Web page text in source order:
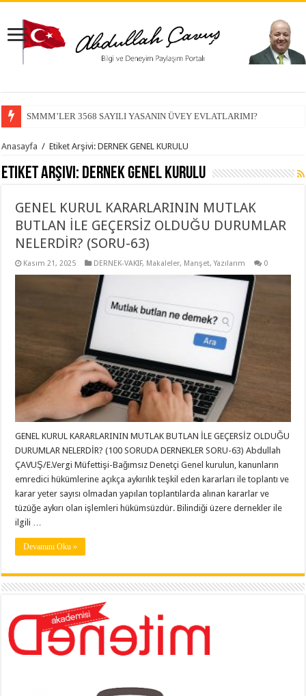
SMMM’LER 3568 SAYILI YASANIN ÜVEY EVLATLARIMI?
Anasayfa / Etiket Arşivi: DERNEK GENEL KURULU
Etiket Arşivi: DERNEK GENEL KURULU
GENEL KURUL KARARLARININ MUTLAK
BUTLAN İLE GEÇERSİZ OLDUĞU DURUMLAR
NELERDİR? (SORU-63)
Kasım 21, 2025 DERNEK-VAKIF, Makaleler, Manşet,Yazılarım 0
GENEL KURUL KARARLARININ MUTLAK BUTLAN İLE GEÇERSİZ OLDUĞU
DURUMLAR NELERDİR? (100 SORUDA DERNEKLER SORU-63) Abdullah
ÇAVUŞ/E.Vergi Müfettişi-Bağımsız Denetçi Genel kurulun, kanunların
emredici hükümlerine açıkça aykırılık teşkil eden kararları ile toplantı ve
karar yeter sayısı olmadan yapılan toplantılarda alınan kararlar ve
tüzüğe aykırı olan işlemleri hükümsüzdür. Bilindiği üzere dernekler ile
ilgili …
Devamını Oku »